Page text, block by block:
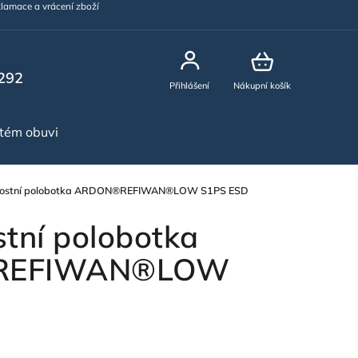
a vrácení zboží
Nákupní košík
Přihlášení
obuvi
polobotka ARDON®REFIWAN®LOW S1PS ESD
polobotka